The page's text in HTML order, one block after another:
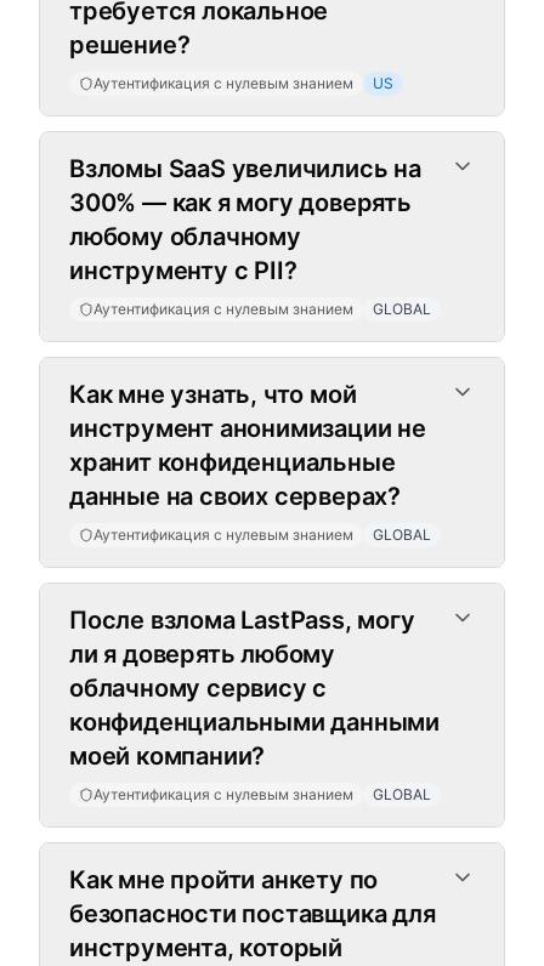
требуется локальное
решение?
Аутентификация с нулевым знанием US
Взломы SaaS увеличились на
300% — как я могу доверять
любому облачному
инструменту с PII?
Аутентификация с нулевым знанием GLOBAL
Как мне узнать, что мой
инструмент анонимизации не
хранит конфиденциальные
данные на своих серверах?
Аутентификация с нулевым знанием GLOBAL
После взлома LastPass, могу
ли я доверять любому
облачному сервису с
конфиденциальными данными
моей компании?
Аутентификация с нулевым знанием GLOBAL
Как мне пройти анкету по
безопасности поставщика для
инструмента, который